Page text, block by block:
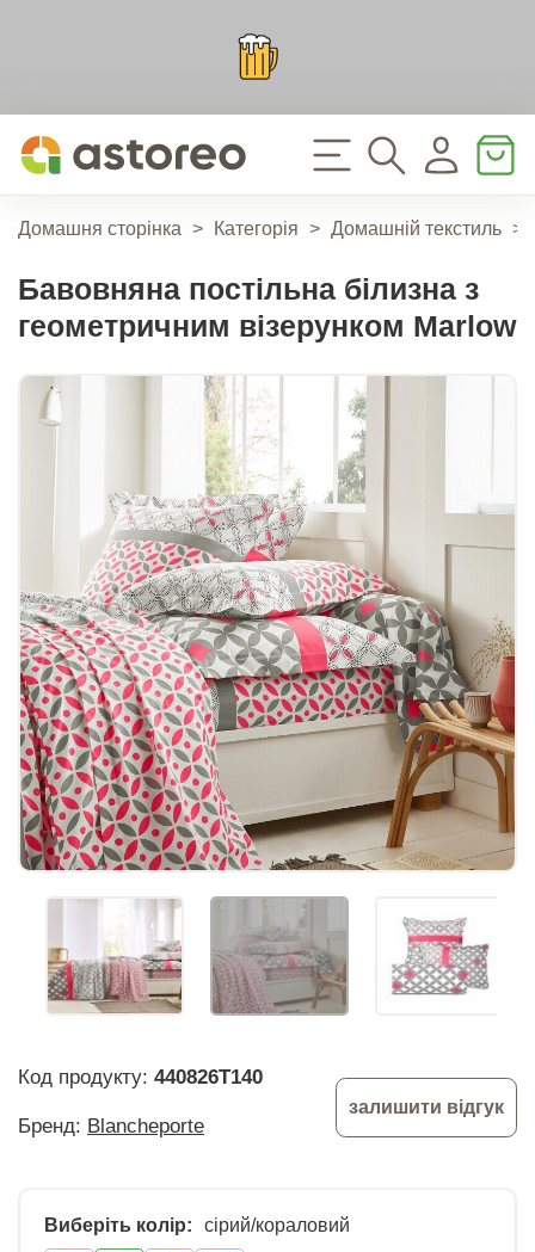
Домашня сторінка > Категорія > Домашній текстиль >
Бавовняна постільна білизна з
геометричним візерунком Marlow
Код продукту: 440826T140
Бренд: Blancheporte
залишити відгук
Виберіть колір: сірий/кораловий